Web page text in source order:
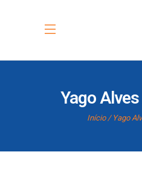
Yago
Início Yago